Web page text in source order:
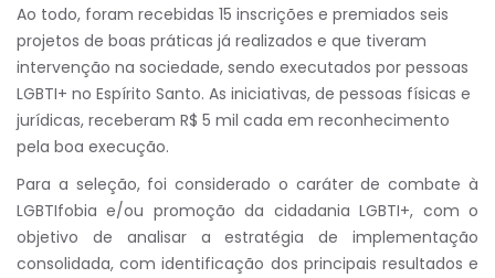
Ao todo, foram recebidas 15 inscrições e premiados seis
projetos de boas práticas já realizados e que tiveram
intervenção na sociedade, sendo executados por pessoas
LGBTI+ no Espírito Santo. As iniciativas, de pessoas físicas e
jurídicas, receberam R$ 5 mil cada em reconhecimento
pela boa execução.
Para a seleção, foi considerado o caráter de combate à
LGBTIfobia e/ou promoção da cidadania LGBTI+, com o
objetivo de analisar a estratégia de implementação
consolidada, com identificação dos principais resultados e